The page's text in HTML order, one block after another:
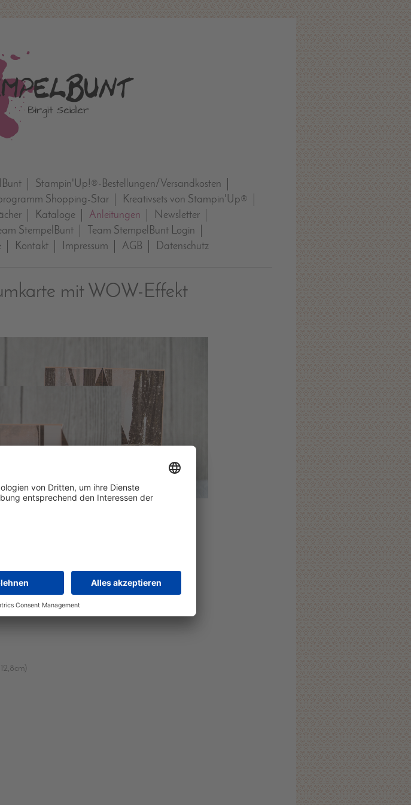
Stampin'Up!®-Bestellungen/Versandkosten
Shopping-Star
Kreativsets von Stampin'Up®
Kataloge Anleitungen
Newsletter
StempelBunt
Team StempelBunt Login
Kontakt Impressum AGB Datenschutz
mit WOW-Effekt